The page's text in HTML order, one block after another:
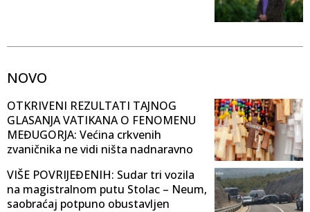
NOVO
OTKRIVENI REZULTATI TAJNOG
GLASANJA VATIKANA O FENOMENU
MEĐUGORJA: Većina crkvenih
zvaničnika ne vidi ništa nadnaravno
VIŠE POVRIJEĐENIH: Sudar tri vozila
na magistralnom putu Stolac – Neum,
saobraćaj potpuno obustavljen